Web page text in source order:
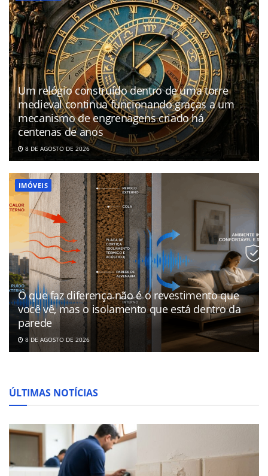
Um relógio construído dentro de uma torre
medieval continua funcionando graças a um
mecanismo de engrenagens criado há
centenas de anos
8 DE AGOSTO DE 2026
IMÓVEIS
O que faz diferença não é o revestimento que
você vê, mas o isolamento que está dentro da
parede
8 DE AGOSTO DE 2026
ÚLTIMAS NOTÍCIAS